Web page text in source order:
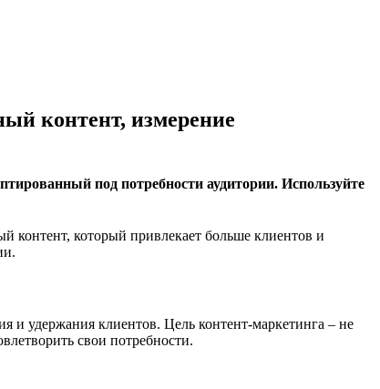
контент, измерение
под потребности аудитории. Используйте
контент, который привлекает больше клиентов и
и удержания клиентов. Цель контент-маркетинга – не
свои потребности.